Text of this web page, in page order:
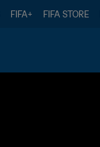
FIFA+ FIFA STORE